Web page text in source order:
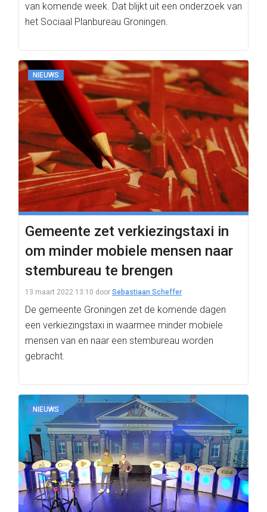
van komende week. Dat blijkt uit een onderzoek van
het Sociaal Planbureau Groningen.
NIEUWS
Gemeente zet verkiezingstaxi in
om minder mobiele mensen naar
stembureau te brengen
13 maart 2022 13:10 door Sebastiaan Scheffer
De gemeente Groningen zet de komende dagen
een verkiezingstaxi in waarmee minder mobiele
mensen van en naar een stembureau worden
gebracht.
NIEUWS